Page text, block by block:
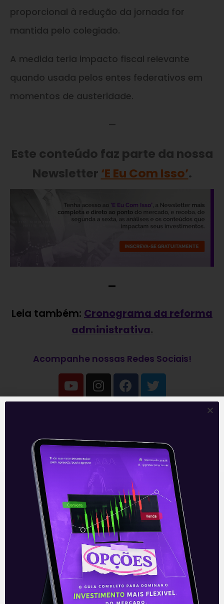
proporcional à redução da jornada for
mantida pelo colegiado.
A medida teria impacto fiscal relevante
quando usada pelos entes federativos em
momentos de austeridade.
—
Este conteúdo faz parte da nossa
Newsletter ‘E Eu Com Isso’.
—
Leia também: Cronograma da reforma
administrativa.
Acompanhe nossas Redes Sociais!
Recomendado para
você
Ouvindo o que o Copom não
disse